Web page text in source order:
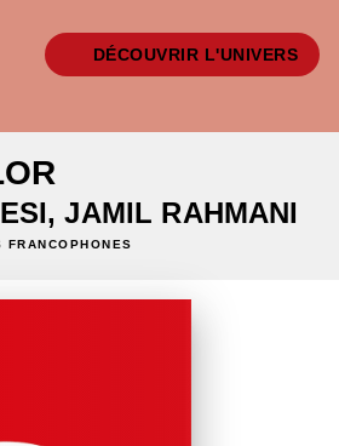
DÉCOUVRIR L'UNIVERS
,JAMIL RAHMANI
FRANCOPHONES